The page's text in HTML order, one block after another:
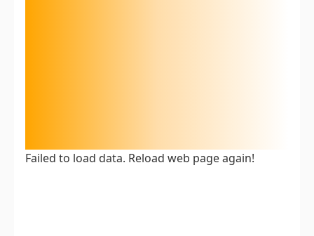
Failed to load data. Reload web page again!